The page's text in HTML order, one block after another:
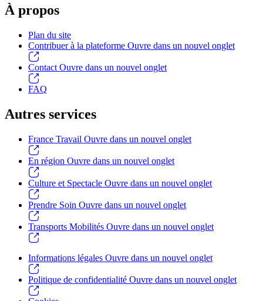
À propos
Plan du site
Contribuer à la plateforme Ouvre dans un nouvel onglet
Contact Ouvre dans un nouvel onglet
FAQ
Autres services
France Travail Ouvre dans un nouvel onglet
En région Ouvre dans un nouvel onglet
Culture et Spectacle Ouvre dans un nouvel onglet
Prendre Soin Ouvre dans un nouvel onglet
Transports Mobilités Ouvre dans un nouvel onglet
Informations légales Ouvre dans un nouvel onglet
Politique de confidentialité Ouvre dans un nouvel onglet